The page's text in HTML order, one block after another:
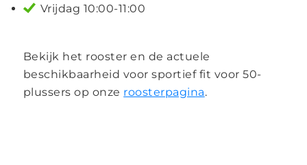
Vrijdag 10:00-11:00
Bekijk het rooster en de actuele
beschikbaarheid voor sportief fit voor 50-
plussers op onze roosterpagina.